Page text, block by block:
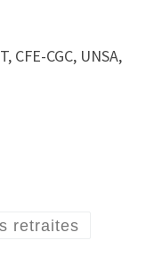
CFE-CGC, UNSA,
retraites